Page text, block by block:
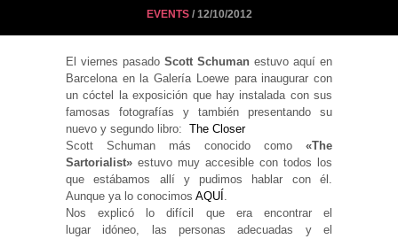
EVENTS/ 12/10/2012
El viernes pasado Scott Schuman estuvo aquí en
Barcelona en la Galería Loewe para inaugurar con
un cóctel la exposición que hay instalada con sus
famosas fotografías y también presentando su
nuevo y segundo libro: The Closer
Scott Schuman más conocido como «The
Sartorialist» estuvo muy accesible con todos los
que estábamos allí y pudimos hablar con él.
Aunque ya lo conocimos AQUÍ .
Nos explicó lo difícil que era encontrar el
lugar idóneo, las personas adecuadas y el
Necesarias
Estadísticas
opcionales.
necesarias